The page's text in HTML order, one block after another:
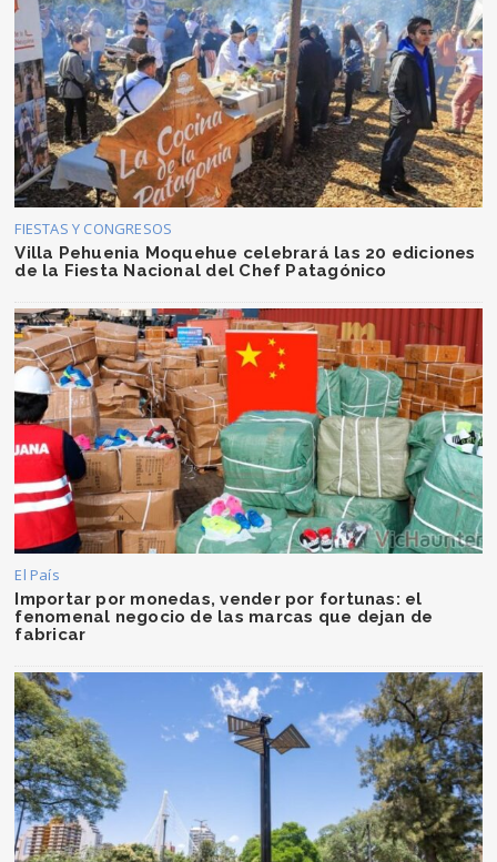
FIESTAS Y CONGRESOS
Villa Pehuenia Moquehue celebrará las 20 ediciones
de la Fiesta Nacional del Chef Patagónico
El País
Importar por monedas, vender por fortunas: el
fenomenal negocio de las marcas que dejan de
fabricar